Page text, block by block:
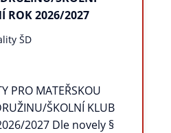
ROK 2026/2027
ŠD
PRO MATEŘSKOU
ŠKOLNÍ KLUB
2027 Dle novely §